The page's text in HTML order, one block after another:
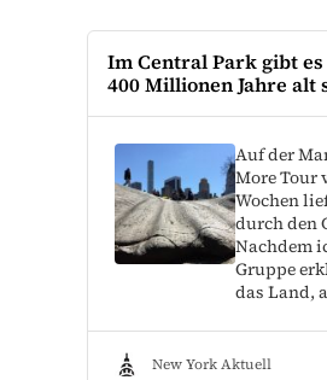
Im Central Park gibt es
400 Millionen Jahre alt
Auf der
More Tour
Wochen
durch den
Nachdem
Gruppe
das Land,
New York Aktuell